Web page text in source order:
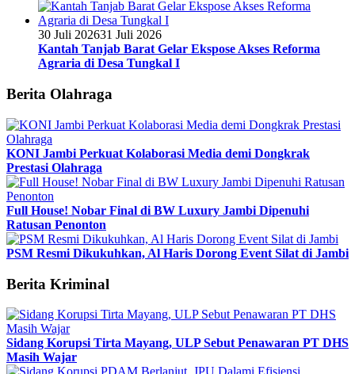
30 Juli 202631 Juli 2026
Kantah Tanjab Barat Gelar Ekspose Akses Reforma
Agraria di Desa Tungkal I
Berita Olahraga
KONI Jambi Perkuat Kolaborasi Media demi Dongkrak
Prestasi Olahraga
Full House! Nobar Final di BW Luxury Jambi Dipenuhi
Ratusan Penonton
PSM Resmi Dikukuhkan, Al Haris Dorong Event Silat di Jambi
Berita Kriminal
Sidang Korupsi Tirta Mayang, ULP Sebut Penawaran PT DHS
Masih Wajar